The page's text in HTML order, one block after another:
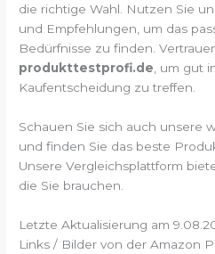
die richtige Wahl. Nutzen Sie
und Empfehlungen, um das
Bedürfnisse zu finden.
produkttestprofi.de , um gut
Kaufentscheidung zu treffen.
Schauen Sie sich auch unsere
und finden Sie das beste
Unsere Vergleichsplattform
die Sie brauchen.
Letzte Aktualisierung am
Links / Bilder von der Amazon